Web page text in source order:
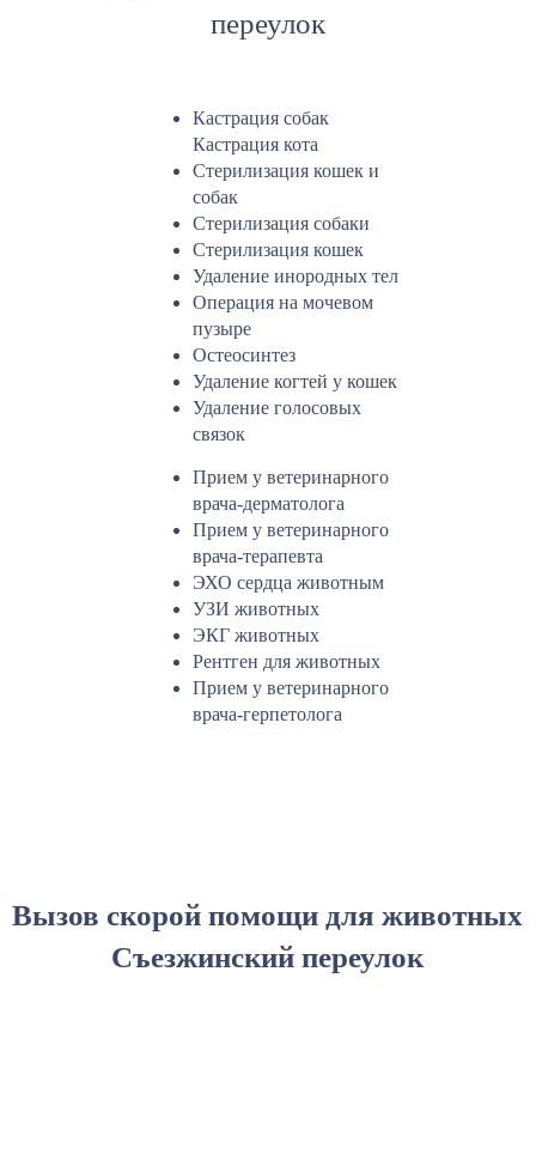
переулок
Кастрация собак
Кастрация кота
Стерилизация кошек и
собак
Стерилизация собаки
Стерилизация кошек
Удаление инородных тел
Операция на мочевом
пузыре
Остеосинтез
Удаление когтей у кошек
Удаление голосовых
связок
Прием у ветеринарного
врача-дерматолога
Прием у ветеринарного
врача-терапевта
ЭХО сердца животным
УЗИ животных
ЭКГ животных
Рентген для животных
Прием у ветеринарного
врача-герпетолога
Вызов скорой помощи для животных
Съезжинский переулок